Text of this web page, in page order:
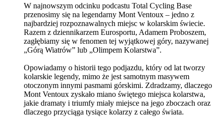
W najnowszym odcinku podcastu Total Cycling Base
przenosimy się na legendarny Mont Ventoux – jedno z
najbardziej rozpoznawalnych miejsc w kolarskim świecie.
Razem z dziennikarzem Eurosportu, Adamem Proboszem,
zagłębiamy się w fenomen tej wyjątkowej góry, nazywanej
„Górą Wiatrów” lub „Olimpem Kolarstwa”.
Opowiadamy o historii tego podjazdu, który od lat tworzy
kolarskie legendy, mimo że jest samotnym masywem
otoczonym innymi pasmami górskimi. Zdradzamy, dlaczego
Mont Ventoux zyskało miano świętego miejsca kolarstwa,
jakie dramaty i triumfy miały miejsce na jego zboczach oraz
dlaczego przyciąga tysiące kolarzy z całego świata.